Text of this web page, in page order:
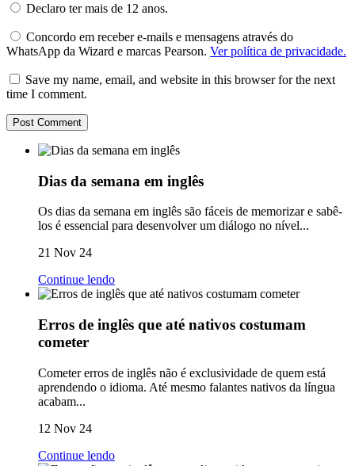
Declaro ter mais de 12 anos.
Concordo em receber e-mails e mensagens através do
WhatsApp da Wizard e marcas Pearson. Ver política de privacidade.
Save my name, email, and website in this browser for the next
time I comment.
Dias da semana em inglês
Os dias da semana em inglês são fáceis de memorizar e sabê-
los é essencial para desenvolver um diálogo no nível...
21 Nov 24
Continue lendo
Erros de inglês que até nativos costumam
cometer
Cometer erros de inglês não é exclusividade de quem está
aprendendo o idioma. Até mesmo falantes nativos da língua
acabam...
12 Nov 24
Continue lendo